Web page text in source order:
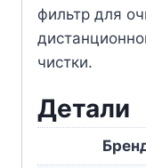
фильтр для
чистки.
Детали